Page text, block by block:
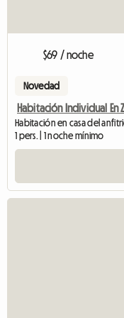
$69 / noche
Novedad
Habitación Individual En
Habitación en casa del
1 pers. | 1 noche mínimo